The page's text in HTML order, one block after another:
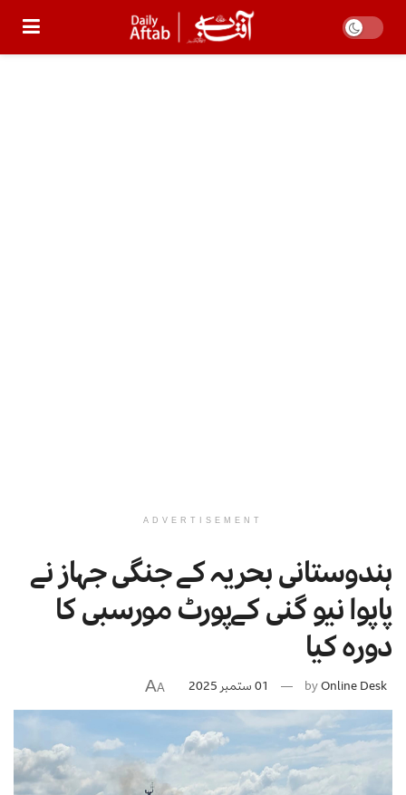
ADVERTISEMENT
ہندوستانی بحریہ کے جنگی جہاز نے
پاپوا نیو گنی کےپورٹ مورسبی کا
دورہ کیا
byOnline Desk 01 ستمبر 2025 A
A